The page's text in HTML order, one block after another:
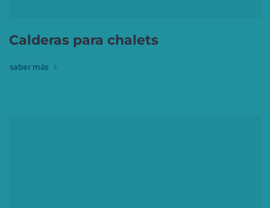
Calderas para chalets
saber más